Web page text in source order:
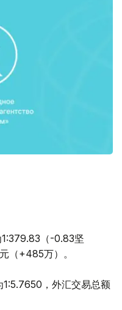
（-0.83坚
（+485万）。
，外汇交易总额